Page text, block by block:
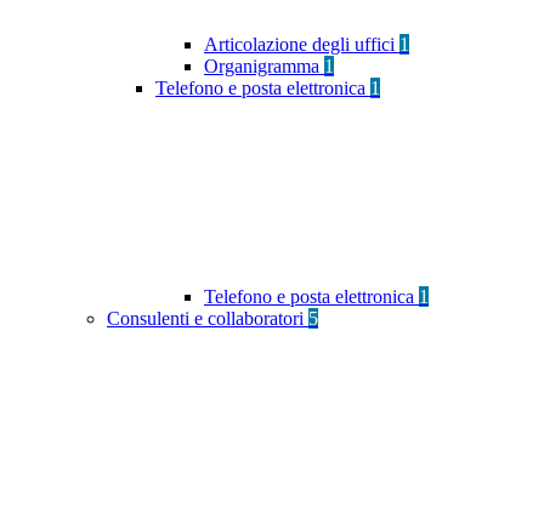
Articolazione degli uffici 1
Organigramma 1
Telefono e posta elettronica 1
Telefono e posta elettronica 1
Consulenti e collaboratori 5